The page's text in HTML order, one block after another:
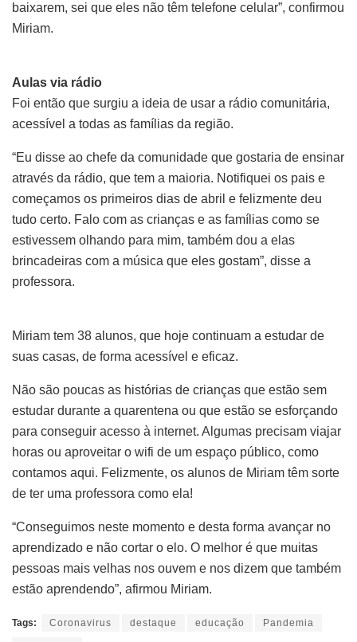
baixarem, sei que eles não têm telefone celular”, confirmou
Miriam.
Aulas via rádio
Foi então que surgiu a ideia de usar a rádio comunitária,
acessível a todas as famílias da região.
“Eu disse ao chefe da comunidade que gostaria de ensinar
através da rádio, que tem a maioria. Notifiquei os pais e
começamos os primeiros dias de abril e felizmente deu
tudo certo. Falo com as crianças e as famílias como se
estivessem olhando para mim, também dou a elas
brincadeiras com a música que eles gostam”, disse a
professora.
Miriam tem 38 alunos, que hoje continuam a estudar de
suas casas, de forma acessível e eficaz.
Não são poucas as histórias de crianças que estão sem
estudar durante a quarentena ou que estão se esforçando
para conseguir acesso à internet. Algumas precisam viajar
horas ou aproveitar o wifi de um espaço público, como
contamos aqui. Felizmente, os alunos de Miriam têm sorte
de ter uma professora como ela!
“Conseguimos neste momento e desta forma avançar no
aprendizado e não cortar o elo. O melhor é que muitas
pessoas mais velhas nos ouvem e nos dizem que também
estão aprendendo”, afirmou Miriam.
Tags: Coronavirus destaque educação Pandemia